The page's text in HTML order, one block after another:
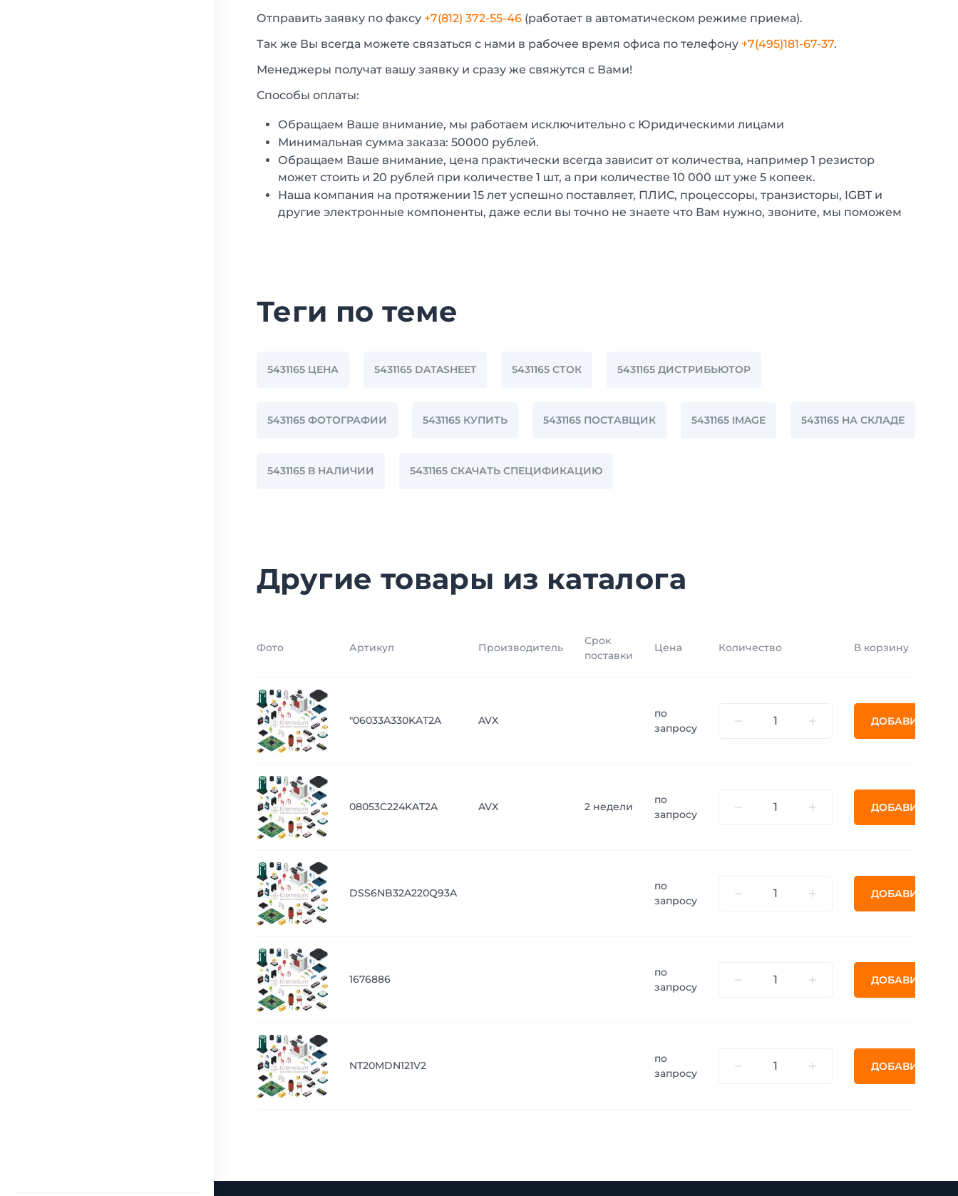
Отправить заявку по факсу +7(812) 372-55-46 (работает в автоматическом режиме приема).
Так же Вы всегда можете связаться с нами в рабочее время офиса по телефону +7(495)181-67-37.
Менеджеры получат вашу заявку и сразу же свяжутся с Вами!
Способы оплаты:
Обращаем Ваше внимание, мы работаем исключительно с Юридическими лицами
Минимальная сумма заказа: 50000 рублей.
Обращаем Ваше внимание, цена практически всегда зависит от количества, например 1 резистор
может стоить и 20 рублей при количестве 1 шт, а при количестве 10 000 шт уже 5 копеек.
Наша компания на протяжении 15 лет успешно поставляет, ПЛИС, процессоры, транзисторы, IGBT и
другие электронные компоненты, даже если вы точно не знаете что Вам нужно, звоните, мы поможем
Теги по теме
5431165 ЦЕНА 5431165 DATASHEET 5431165 СТОК 5431165 ДИСТРИБЬЮТОР
5431165 ФОТОГРАФИИ 5431165 КУПИТЬ 5431165 ПОСТАВЩИК 5431165 IMAGE 5431165 НА СКЛАДЕ
5431165 В НАЛИЧИИ 5431165 СКАЧАТЬ СПЕЦИФИКАЦИЮ
Другие товары из каталога
Фото Артикул Производитель
Срок
поставки
Цена Количество В корзину
"06033A330KAT2A AVX
по
запросу
ДОБАВИТЬ
08053C224KAT2A AVX 2 недели
по
запросу
ДОБАВИТЬ
DSS6NB32A220Q93A
по
запросу
ДОБАВИТЬ
1676886
по
запросу
ДОБАВИТЬ
NT20MDN121V2
по
запросу
ДОБАВИТЬ